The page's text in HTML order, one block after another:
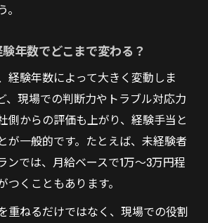
年数でどこまで変わる？
経験年数によって大きく変動しま
、現場での判断力やトラブル対応力
側からの評価も上がり、経験手当と
が一般的です。たとえば、未経験者
ンでは、月給ベースで1万～3万円程
くこともあります。
重ねるだけではなく、現場での役割